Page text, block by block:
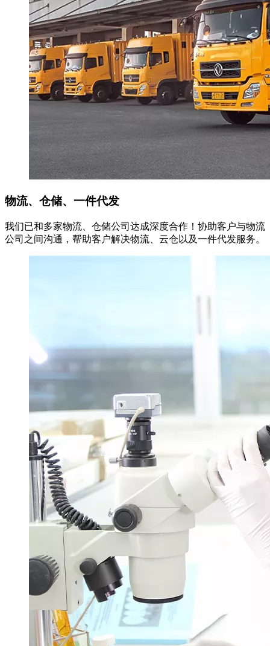
物流、仓储、一件代发
我们已和多家物流、仓储公司达成深度合作！协助客户与物流
公司之间沟通，帮助客户解决物流、云仓以及一件代发服务。